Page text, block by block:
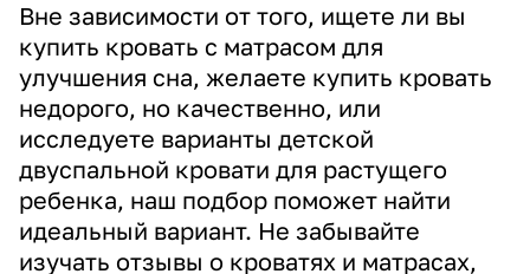
Вне зависимости от того, ищете ли вы
купить кровать с матрасом для
улучшения сна, желаете купить кровать
недорого, но качественно, или
исследуете варианты детской
двуспальной кровати для растущего
ребенка, наш подбор поможет найти
идеальный вариант. Не забывайте
изучать отзывы о кроватях и матрасах,